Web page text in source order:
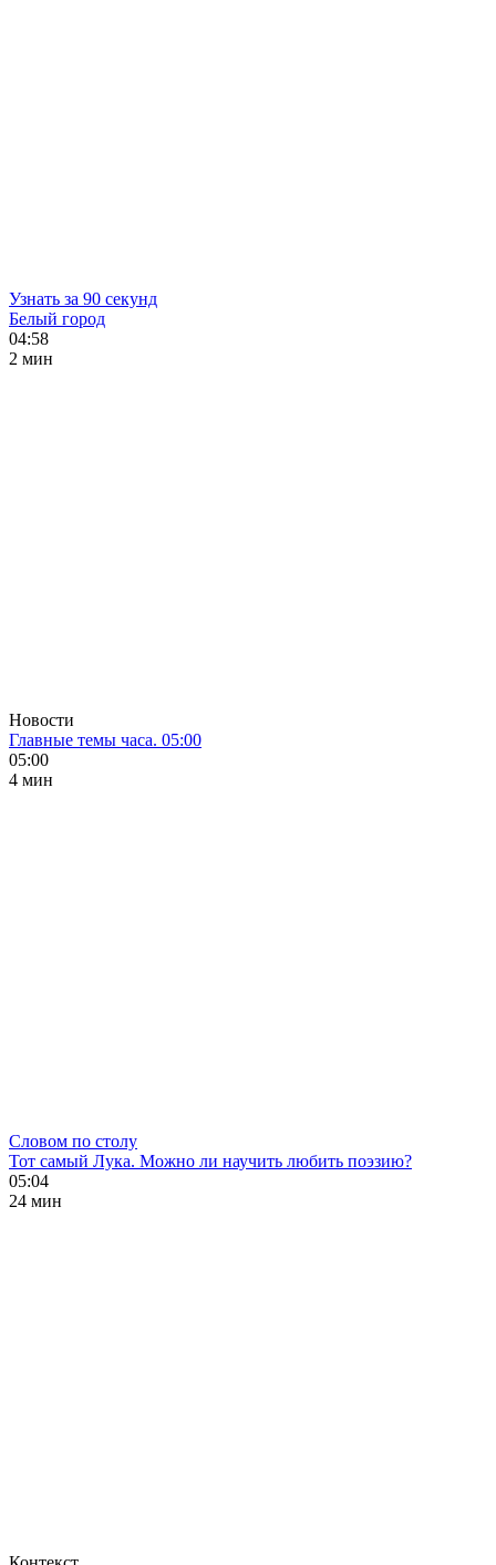
Узнать за 90 секунд
Белый город
04:58
2 мин
Новости
Главные темы часа. 05:00
05:00
4 мин
Словом по столу
Тот самый Лука. Можно ли научить любить поэзию?
05:04
24 мин